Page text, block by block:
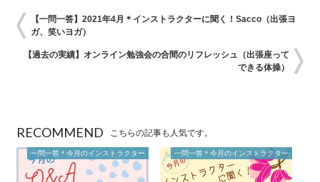
【一問一答】2021年4月＊インストラクターに聞く！Sacco（出張ヨ
ガ、笑いヨガ）
【過去の実績】オンライン勉強会の合間のリフレッシュ（出張座って
できる体操）
RECOMMEND こちらの記事も人気です。
一問一答＊今月のインストラクター 一問一答＊今月のインストラクター